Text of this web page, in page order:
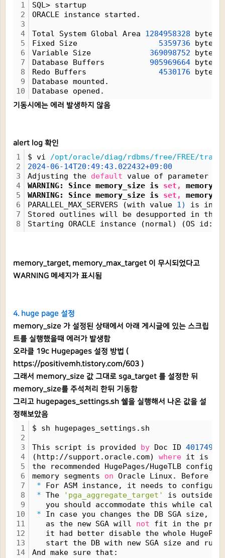
1
2
3
4
5
6
7
8
9
10
SQL> startup
ORACLE instance started.
Total System Global Area 1284958328 bytes
Fixed Size 5359736 bytes
Variable Size 369098752 bytes
Database Buffers 905969664 bytes
Redo Buffers 4530176 bytes
Database mounted.
Database opened.
기동시에는 에러 발생하지 않음
alert log 확인
1
2
3
4
5
6
7
8
$ vi /opt/oracle/diag/rdbms/free/FREE/
2024-06-14T20:49:43.022432+09:00
Adjusting the default value of parameter
WARNING: Since memory_size is set,
WARNING: Since memory_size is set,
PARALLEL_MAX_SERVERS (with value 1)
is
Stored outlines will be desupported in the
Starting ORACLE instance (normal) (OS id:
memory_target, memory_max_target 이 무시되었다고
WARNING 메세지가 표시됨
4. huge page 설정
memory_size 가 설정된 상태에서 아래 게시글에 있는 스크립
트를 실행했을때 에러가 발생함
오라클 19c Hugepages 설정 방법 (
https://positivemh.tistory.com/603 )
그래서 memory_size 값 그대로 sga_target 를 설정한 뒤
memory_size를 주석처리 한뒤 기동함
그리고 hugepages_settings.sh 쉘을 실행해서 나온 값을 설
정해보았음
1
2
3
4
5
6
7
8
9
10
11
12
13
14
$ sh hugepages_settings.sh
This script is provided by Doc ID 401749.1
(http://support.oracle.com) where it is
the recommended HugePages/HugeTLB
memory segments on Oracle Linux. Before
* For ASM instance, it needs to configure
* The 'pga_aggregate_target'
is outside
you should accommodate this while
* In case you changes the DB SGA size,
as the new SGA will not fit in the
it had better disable the whole
start the DB with new SGA size and
And make sure that: